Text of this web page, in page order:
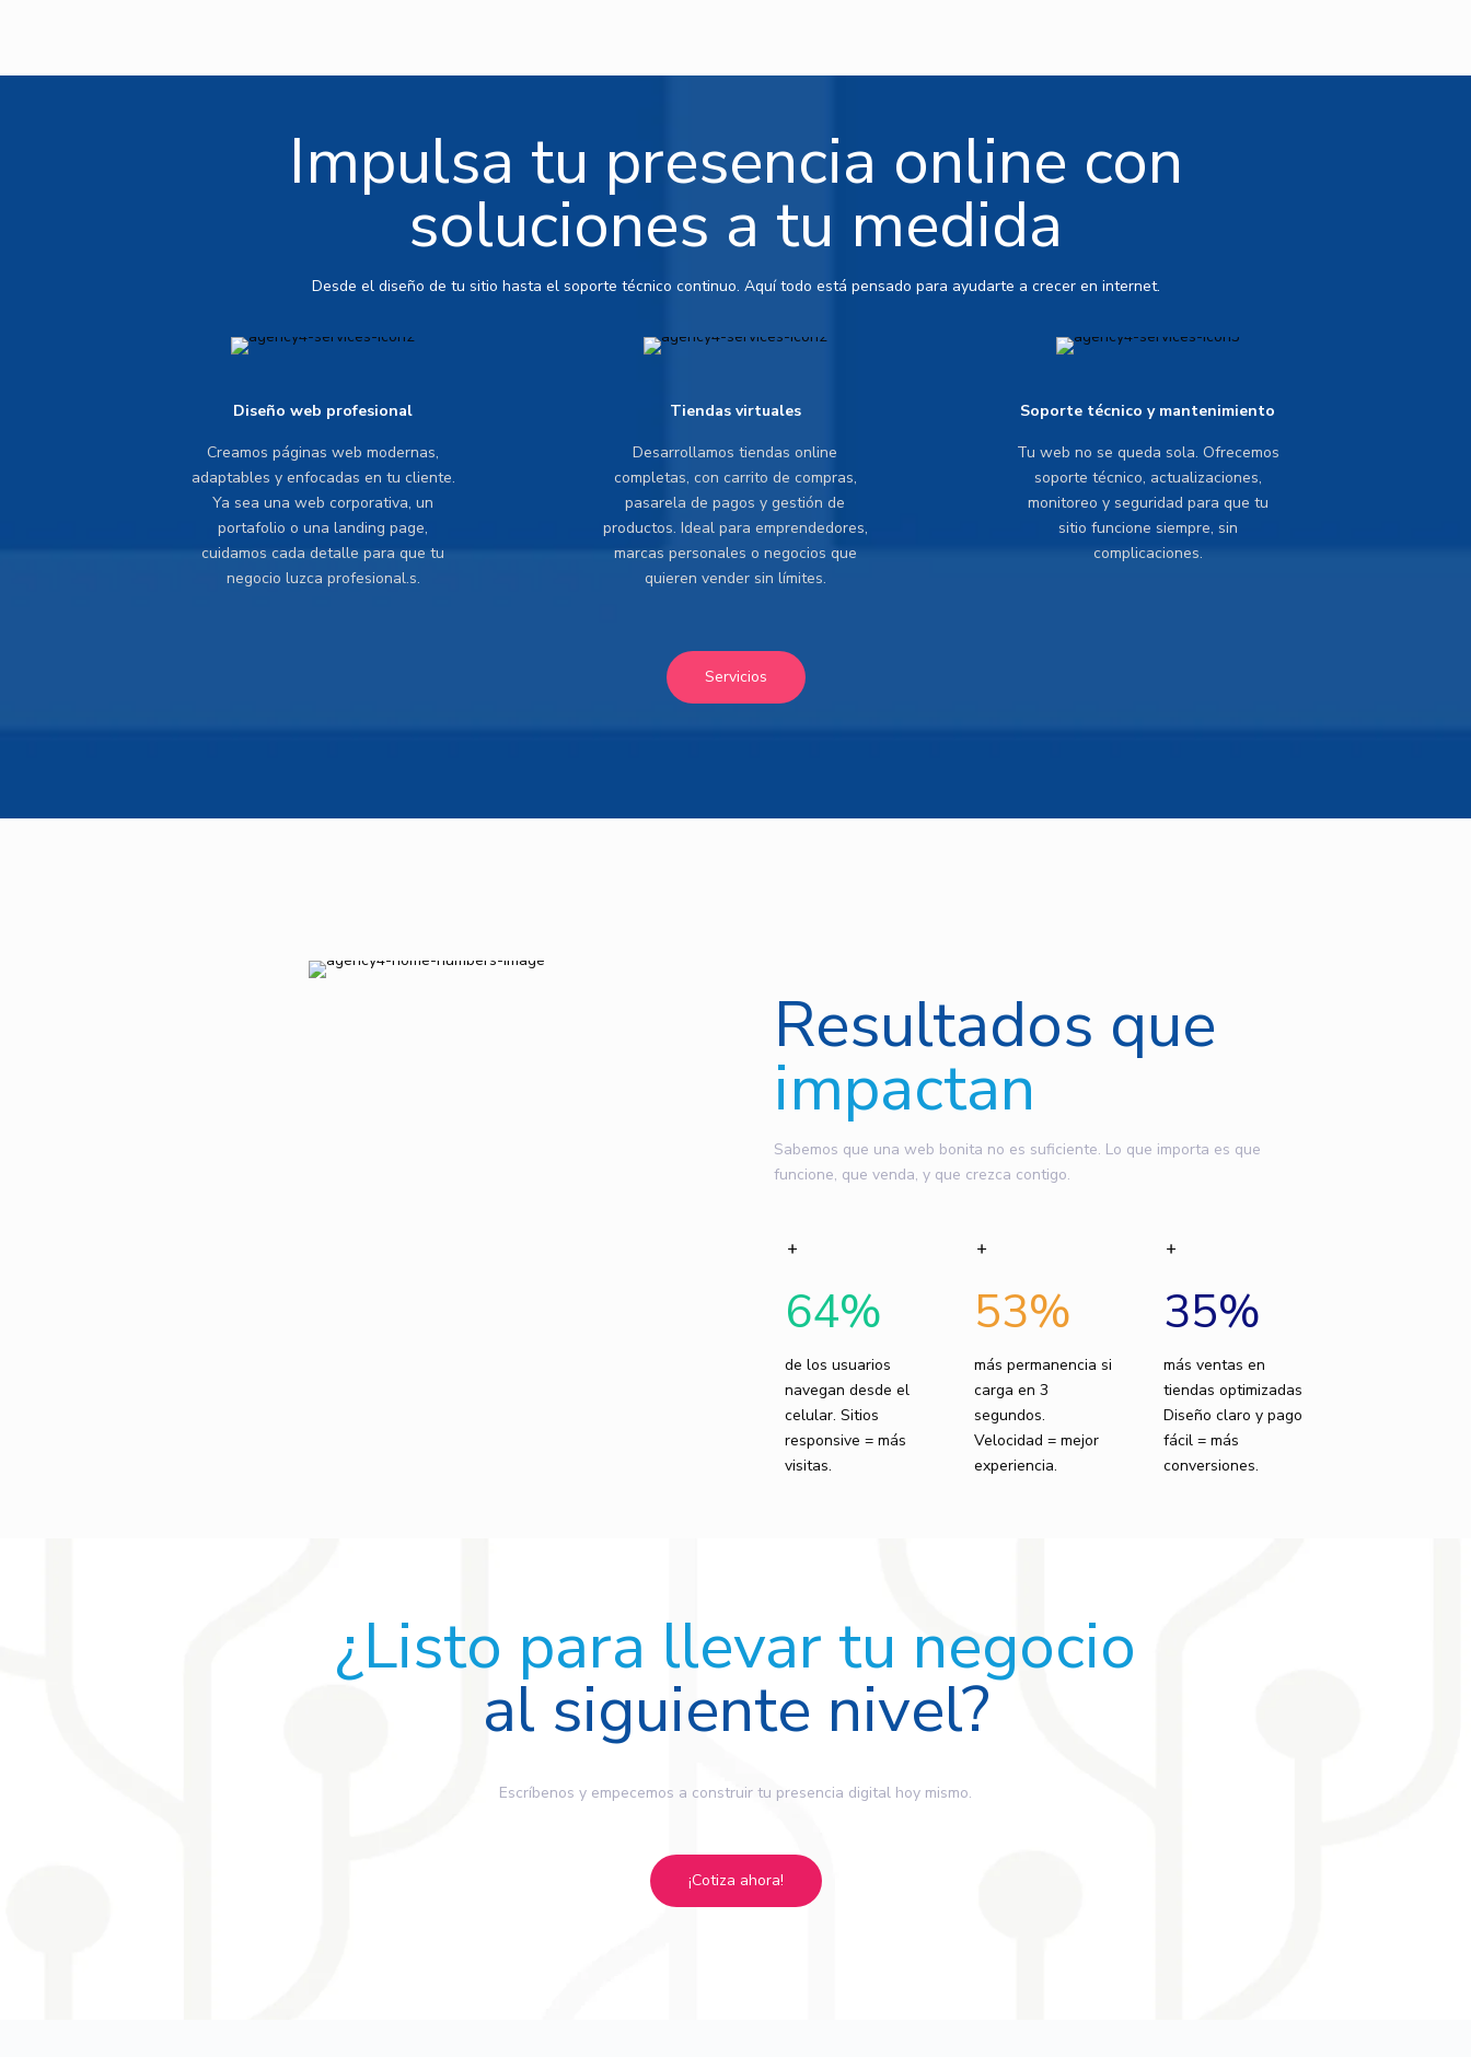
Impulsa tu presencia online con
soluciones a tu medida
Desde el diseño de tu sitio hasta el soporte técnico continuo. Aquí todo está pensado para ayudarte a crecer en internet.
Diseño web profesional
Creamos páginas web modernas,
adaptables y enfocadas en tu cliente.
Ya sea una web corporativa, un
portafolio o una landing page,
cuidamos cada detalle para que tu
negocio luzca profesional.s.
Tiendas virtuales
Desarrollamos tiendas online
completas, con carrito de compras,
pasarela de pagos y gestión de
productos. Ideal para emprendedores,
marcas personales o negocios que
quieren vender sin límites.
Soporte técnico y mantenimiento
Tu web no se queda sola. Ofrecemos
soporte técnico, actualizaciones,
monitoreo y seguridad para que tu
sitio funcione siempre, sin
complicaciones.
Servicios
Resultados que
impactan
Sabemos que una web bonita no es suficiente. Lo que importa es que
funcione, que venda, y que crezca contigo.
64%
de los usuarios
navegan desde el
celular. Sitios
responsive = más
visitas.
53%
más permanencia si
carga en 3
segundos.
Velocidad = mejor
experiencia.
35%
más ventas en
tiendas optimizadas
Diseño claro y pago
fácil = más
conversiones.
¿Listo para llevar tu negocio
al siguiente nivel?
Escríbenos y empecemos a construir tu presencia digital hoy mismo.
¡Cotiza ahora!